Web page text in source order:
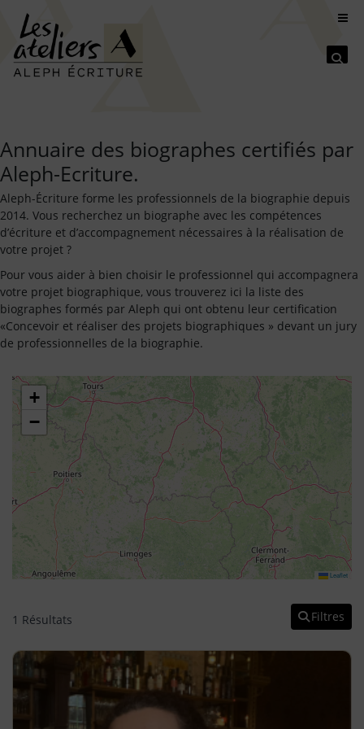
Annuaire des biographes certifiés par
Aleph-Ecriture.
Aleph-Écriture forme les professionnels de la biographie depuis
2014. Vous recherchez un biographe avec les compétences
d’écriture et d’accompagnement nécessaires à la réalisation de
votre projet ?
Pour vous aider à bien choisir le professionnel qui accompagnera
votre projet biographique, vous trouverez ici la liste des
biographes formés par Aleph qui ont obtenu leur certification
«Concevoir et réaliser des projets biographiques » devant un jury
de professionnelles de la biographie.
+
−
Leaflet
1 Résultats Filtres